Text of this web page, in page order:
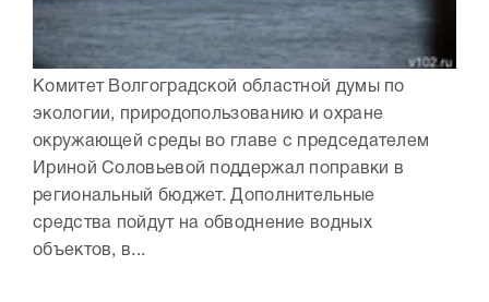
Комитет Волгоградской областной думы по
экологии, природопользованию и охране
окружающей среды во главе с председателем
Ириной Соловьевой поддержал поправки в
региональный бюджет. Дополнительные
средства пойдут на обводнение водных
объектов, в...